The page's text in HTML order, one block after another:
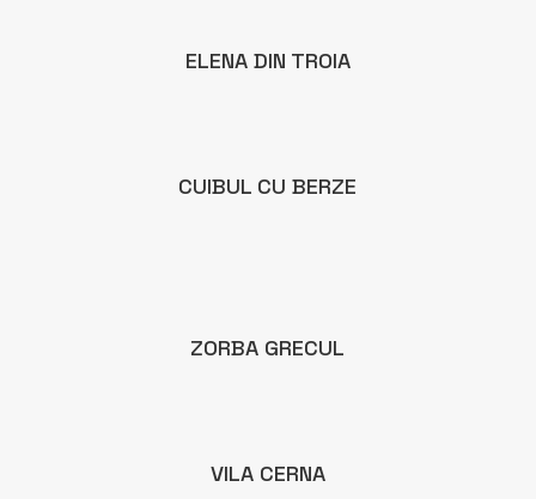
ELENA DIN TROIA
CUIBUL CU BERZE
ZORBA GRECUL
VILA CERNA